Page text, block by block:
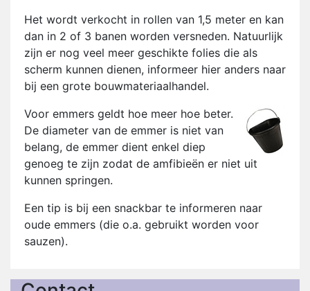
Het wordt verkocht in rollen van 1,5 meter en kan
dan in 2 of 3 banen worden versneden. Natuurlijk
zijn er nog veel meer geschikte folies die als
scherm kunnen dienen, informeer hier anders naar
bij een grote bouwmateriaalhandel.
Voor emmers geldt hoe meer hoe beter.
De diameter van de emmer is niet van
belang, de emmer dient enkel diep
genoeg te zijn zodat de amfibieën er niet uit
kunnen springen.
Een tip is bij een snackbar te informeren naar
oude emmers (die o.a. gebruikt worden voor
sauzen).